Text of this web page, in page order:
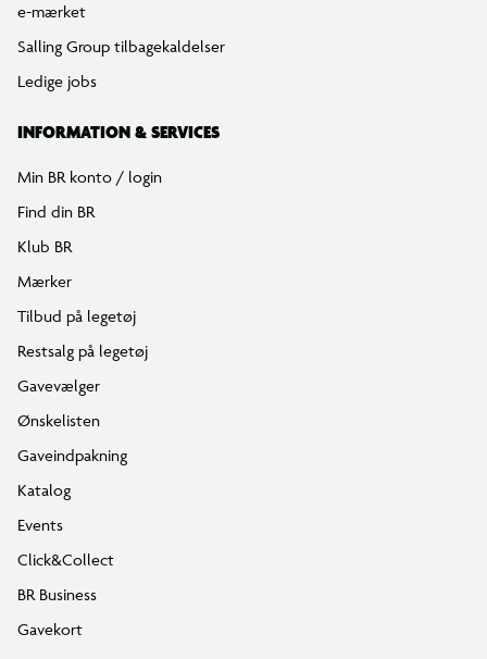
e-mærket
Salling Group tilbagekaldelser
Ledige jobs
INFORMATION & SERVICES
Min BR konto / login
Find din BR
Klub BR
Mærker
Tilbud på legetøj
Restsalg på legetøj
Gavevælger
Ønskelisten
Gaveindpakning
Katalog
Events
Click&Collect
BR Business
Gavekort